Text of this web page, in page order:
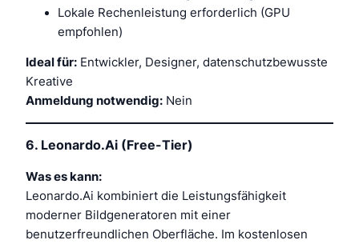
Lokale Rechenleistung erforderlich (GPU
empfohlen)
Ideal für: Entwickler, Designer, datenschutzbewusste
Kreative
Anmeldung notwendig: Nein
6. Leonardo.Ai (Free-Tier)
Was es kann:
Leonardo.Ai kombiniert die Leistungsfähigkeit
moderner Bildgeneratoren mit einer
benutzerfreundlichen Oberfläche. Im kostenlosen